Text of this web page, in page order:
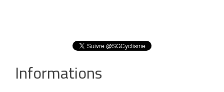
Informations